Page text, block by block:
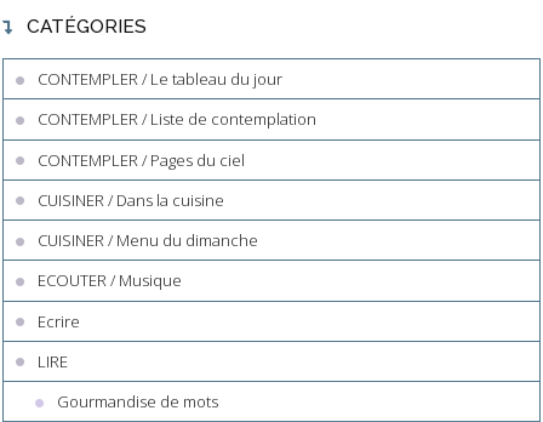
CATÉGORIES
CONTEMPLER / Le tableau du jour
CONTEMPLER / Liste de contemplation
CONTEMPLER / Pages du ciel
CUISINER / Dans la cuisine
CUISINER / Menu du dimanche
ECOUTER / Musique
Ecrire
LIRE
Gourmandise de mots